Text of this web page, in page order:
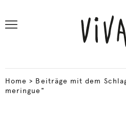
Home > Beiträge mit dem
meringue"